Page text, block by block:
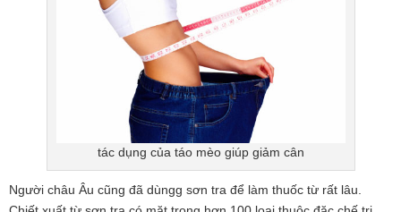
tác dụng của táo mèo giúp giảm cân
Người châu Âu cũng đã dùngg sơn tra để làm thuốc từ rất lâu.